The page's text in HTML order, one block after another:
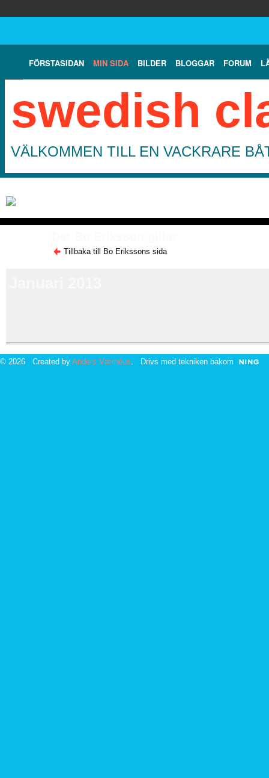
FÖRSTASIDAN MIN SIDA BILDER BLOGGAR FORUM
swedish
VÄLKOMMEN TILL EN VACKRARE
Tillbaka till Bo Erikssons sida
© 2026 Created by Anders Værnéus . Drivs med tekniken bakom